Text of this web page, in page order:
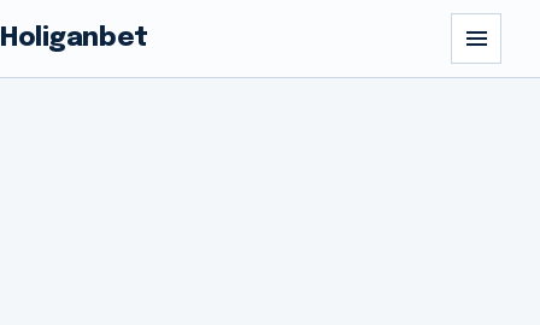
Holiganbet